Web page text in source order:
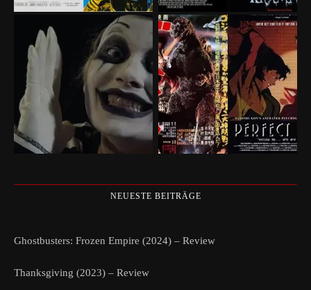
NEUESTE BEITRÄGE
Ghostbusters: Frozen Empire (2024) – Review
Thanksgiving (2023) – Review